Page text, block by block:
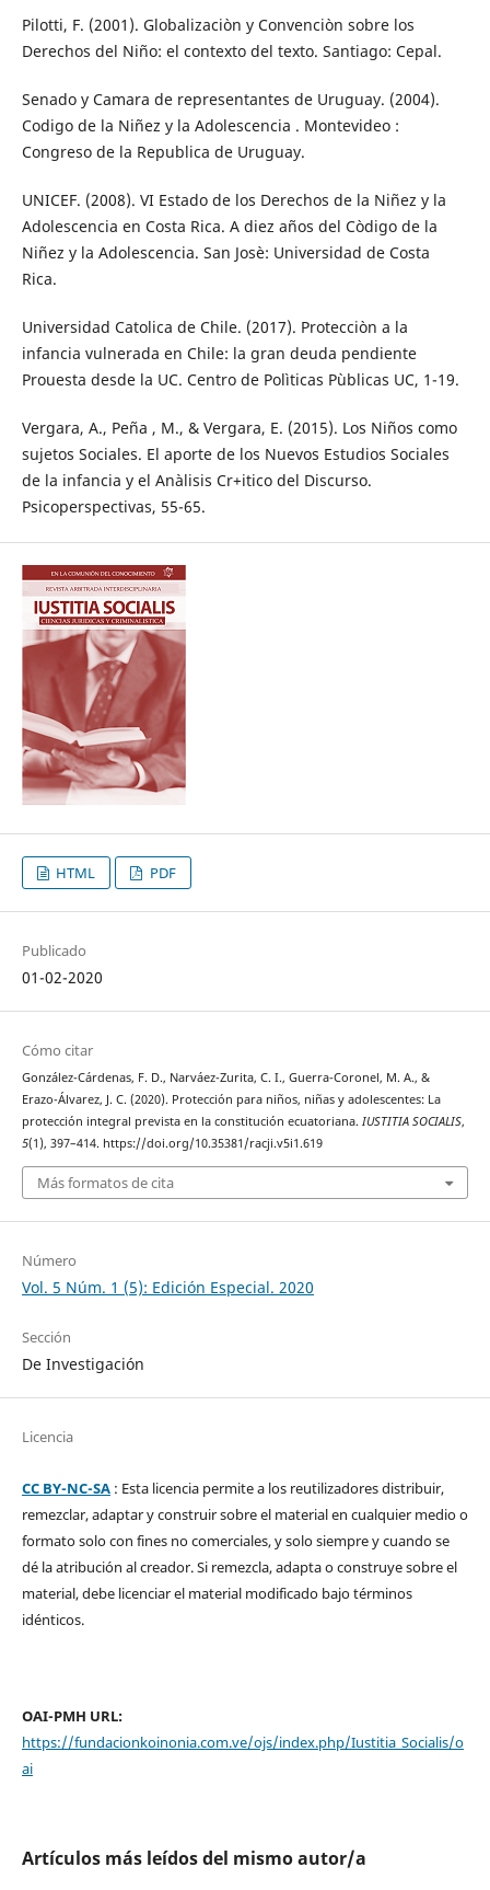
Pilotti, F. (2001). Globalizaciòn y Convenciòn sobre los
Derechos del Niño: el contexto del texto. Santiago: Cepal.
Senado y Camara de representantes de Uruguay. (2004).
Codigo de la Niñez y la Adolescencia . Montevideo :
Congreso de la Republica de Uruguay.
UNICEF. (2008). VI Estado de los Derechos de la Niñez y la
Adolescencia en Costa Rica. A diez años del Còdigo de la
Niñez y la Adolescencia. San Josè: Universidad de Costa
Rica.
Universidad Catolica de Chile. (2017). Protecciòn a la
infancia vulnerada en Chile: la gran deuda pendiente
Prouesta desde la UC. Centro de Polìticas Pùblicas UC, 1-19.
Vergara, A., Peña , M., & Vergara, E. (2015). Los Niños como
sujetos Sociales. El aporte de los Nuevos Estudios Sociales
de la infancia y el Anàlisis Cr+itico del Discurso.
Psicoperspectivas, 55-65.
HTML PDF
Publicado
01-02-2020
Cómo citar
González-Cárdenas, F. D., Narváez-Zurita, C. I., Guerra-Coronel, M. A., &
Erazo-Álvarez, J. C. (2020). Protección para niños, niñas y adolescentes: La
protección integral prevista en la constitución ecuatoriana. IUSTITIA SOCIALIS,
5(1), 397–414. https://doi.org/10.35381/racji.v5i1.619
Más formatos de cita
Número
Vol. 5 Núm. 1 (5): Edición Especial. 2020
Sección
De Investigación
Licencia
CC BY-NC-SA: Esta licencia permite a los reutilizadores distribuir,
remezclar, adaptar y construir sobre el material en cualquier medio o
formato solo con fines no comerciales, y solo siempre y cuando se
dé la atribución al creador. Si remezcla, adapta o construye sobre el
material, debe licenciar el material modificado bajo términos
idénticos.
OAI-PMH URL:
https://fundacionkoinonia.com.ve/ojs/index.php/Iustitia_Socialis/o
ai
Artículos más leídos del mismo autor/a